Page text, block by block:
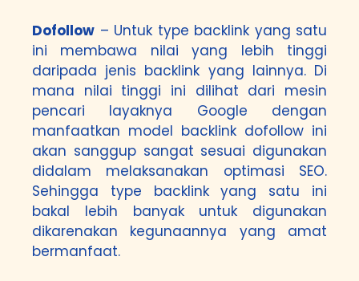
Dofollow – Untuk type backlink yang satu
ini membawa nilai yang lebih tinggi
daripada jenis backlink yang lainnya. Di
mana nilai tinggi ini dilihat dari mesin
pencari layaknya Google dengan
manfaatkan model backlink dofollow ini
akan sanggup sangat sesuai digunakan
didalam melaksanakan optimasi SEO.
Sehingga type backlink yang satu ini
bakal lebih banyak untuk digunakan
dikarenakan kegunaannya yang amat
bermanfaat.